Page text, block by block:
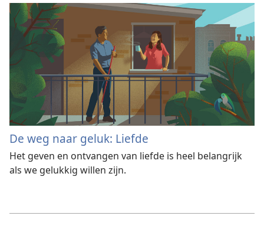
De weg naar geluk: Liefde
Het geven en ontvangen van liefde is heel belangrijk
als we gelukkig willen zijn.